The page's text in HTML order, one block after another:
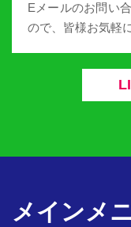
Eメールのお問い
ので、皆様お気軽
メインメ